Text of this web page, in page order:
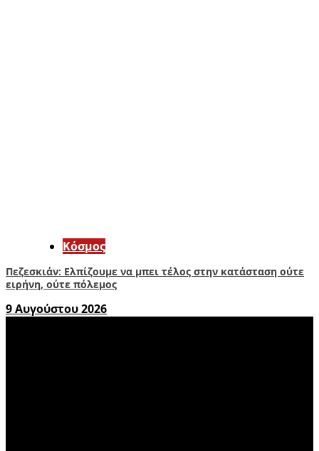
Κόσμος
Πεζεσκιάν: Ελπίζουμε να μπει τέλος στην κατάσταση ούτε
ειρήνη, ούτε πόλεμος
9 Αυγούστου 2026